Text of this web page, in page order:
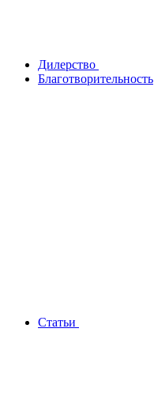
Дилерство
Благотворительность
Статьи